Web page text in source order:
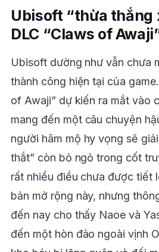
Ubisoft “thừa thắng
DLC “Claws of
Ubisoft dường như vẫn chưa
thành công hiện tại của
of Awaji” dự kiến ra mắt vào
mang đến một câu chuyện
người hâm mộ hy vọng sẽ
thắt” còn bỏ ngỏ trong cốt
rất nhiều điều chưa được tiết
bản mở rộng này, nhưng
đến nay cho thấy Naoe và
đến một hòn đảo ngoài vịnh